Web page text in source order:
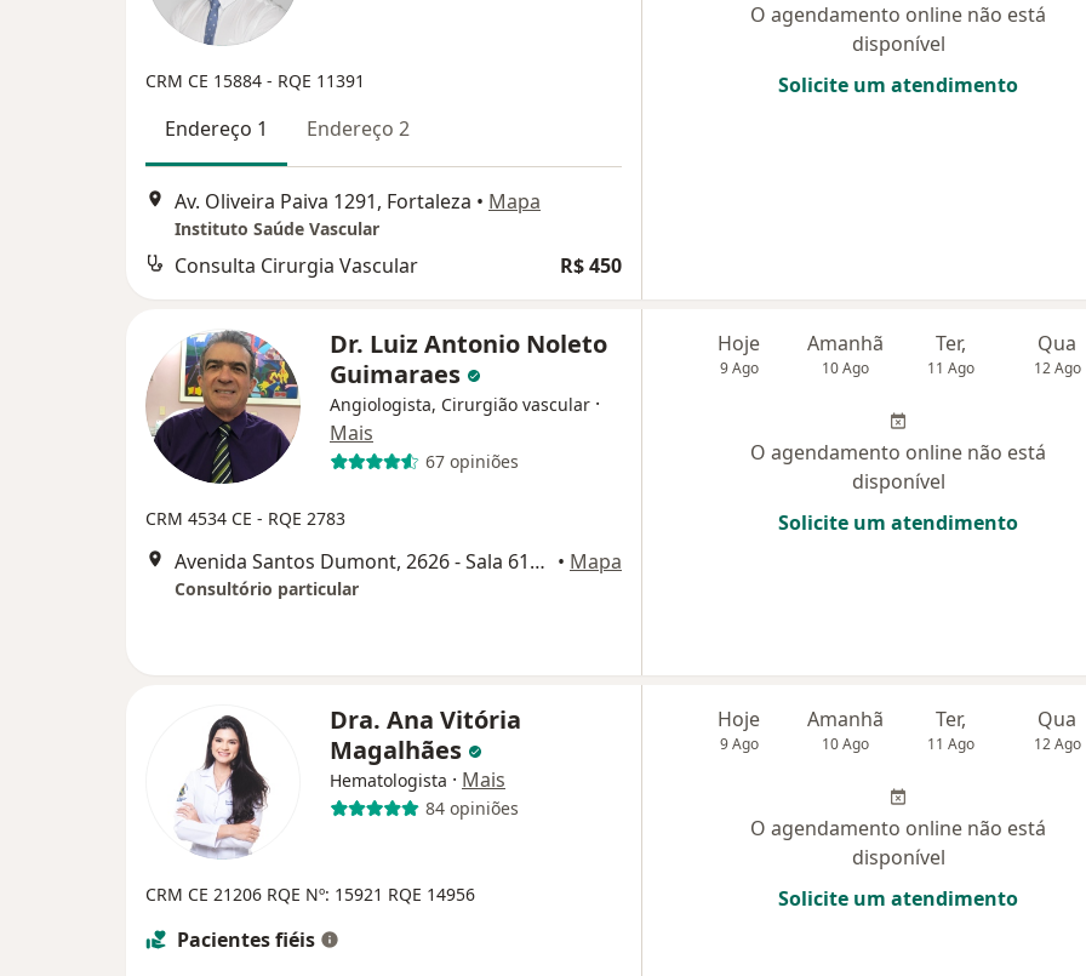
CRM CE 15884 - RQE 11391
Endereço 1 Endereço 2
Av. Oliveira Paiva 1291, Fortaleza • Mapa
Instituto Saúde Vascular
Consulta Cirurgia Vascular R$ 450
O agendamento online não está
disponível
Solicite um atendimento
Dr. Luiz Antonio Noleto
Guimaraes
Angiologista, Cirurgião vascular ·
Mais
67 opiniões
CRM 4534 CE - RQE 2783
Avenida Santos Dumont, 2626 - Sala 616, Fortaleza • Mapa
Consultório particular
Hoje
9 Ago
Amanhã
10 Ago
Ter,
11 Ago
Qua
12 Ago
O agendamento online não está
disponível
Solicite um atendimento
Dra. Ana Vitória
Magalhães
Hematologista · Mais
84 opiniões
CRM CE 21206 RQE Nº: 15921 RQE 14956
Pacientes fiéis
Hoje
9 Ago
Amanhã
10 Ago
Ter,
11 Ago
Qua
12 Ago
O agendamento online não está
disponível
Solicite um atendimento